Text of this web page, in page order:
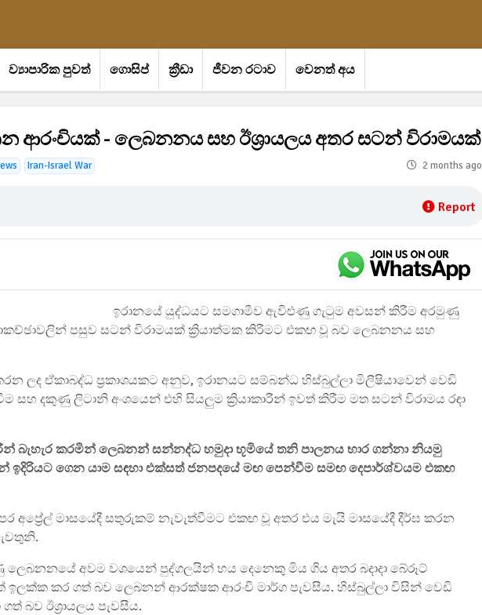
ව්‍යාපාරික පුවත් ගොසිප් ක්‍රීඩා ජීවන රටාව වෙනත් අය
- ලෙබනනය සහ ඊශ්‍රායලය අතර සටන් විරාමයක්
Iran-Israel War 2 months ago
Report
ඉරානයේ යුද්ධයට සමගාමීව ඇවිළුණු ගැටුම අවසන් කිරීම අරමුණු
පසුව සටන් විරාමයක් ක්‍රියාත්මක කිරීමට එකඟ වූ බව ලෙබනනය සහ
ලද ඒකාබද්ධ ප්‍රකාශයකට අනුව, ඉරානයට සම්බන්ධ හිස්බුල්ලා මිලීෂියාවෙන් වෙඩි
සහ දකුණු ලිටානි අංශයෙන් එහි සියලුම ක්‍රියාකාරීන් ඉවත් කිරීම මත සටන් විරාමය රඳා
බැහැර කරමින් ලෙබනන් සන්නද්ධ හමුදා භූමියේ තනි පාලනය භාර ගන්නා නියමු
ගෙන යාම සඳහා එක්සත් ජනපදයේ මඟ පෙන්වීම සමඟ දෙපාර්ශ්වයම එකඟ
අප්‍රේල් මාසයේදී සතුරුකම් නැවැත්වීමට එකඟ වූ අතර එය මැයි මාසයේදී දීර්ඝ කරන
ලෙබනනයේ අවම වශයෙන් පුද්ගලයින් හය දෙනෙකු මිය ගිය අතර බදාදා බේරූට්
කර ගත් බව ලෙබනන් ආරක්ෂක ආරංචි මාර්ග පැවසීය. හිස්බුල්ලා විසින් වෙඩි
බව ඊශ්‍රායලය පැවසීය.